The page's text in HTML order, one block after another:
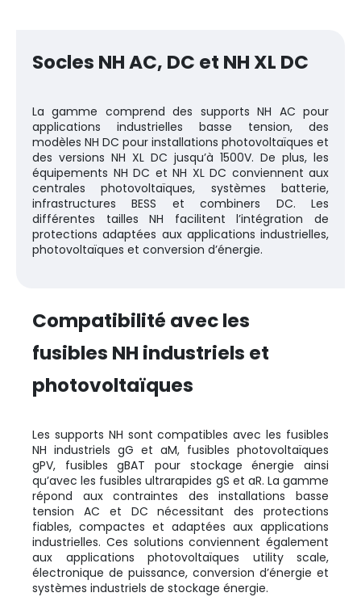
Socles NH AC, DC et NH XL DC
La gamme comprend des supports NH AC pour
applications industrielles basse tension, des
modèles NH DC pour installations photovoltaïques et
des versions NH XL DC jusqu’à 1500V. De plus, les
équipements NH DC et NH XL DC conviennent aux
centrales photovoltaïques, systèmes batterie,
infrastructures BESS et combiners DC. Les
différentes tailles NH facilitent l’intégration de
protections adaptées aux applications industrielles,
photovoltaïques et conversion d’énergie.
Compatibilité avec les
fusibles NH industriels et
photovoltaïques
Les supports NH sont compatibles avec les fusibles
NH industriels gG et aM, fusibles photovoltaïques
gPV, fusibles gBAT pour stockage énergie ainsi
qu’avec les fusibles ultrarapides gS et aR. La gamme
répond aux contraintes des installations basse
tension AC et DC nécessitant des protections
fiables, compactes et adaptées aux applications
industrielles. Ces solutions conviennent également
aux applications photovoltaïques utility scale,
électronique de puissance, conversion d’énergie et
systèmes industriels de stockage énergie.